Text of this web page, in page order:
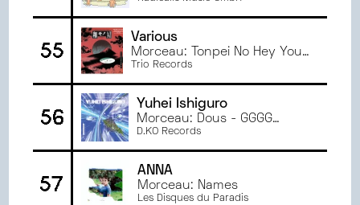
55
Various
Morceau: Tonpei No Hey You
Blues
Trio Records
56
Yuhei Ishiguro
Morceau: Dous - GGGG
Remix
D.KO Records
57
ANNA
Morceau: Names
Les Disques du Paradis